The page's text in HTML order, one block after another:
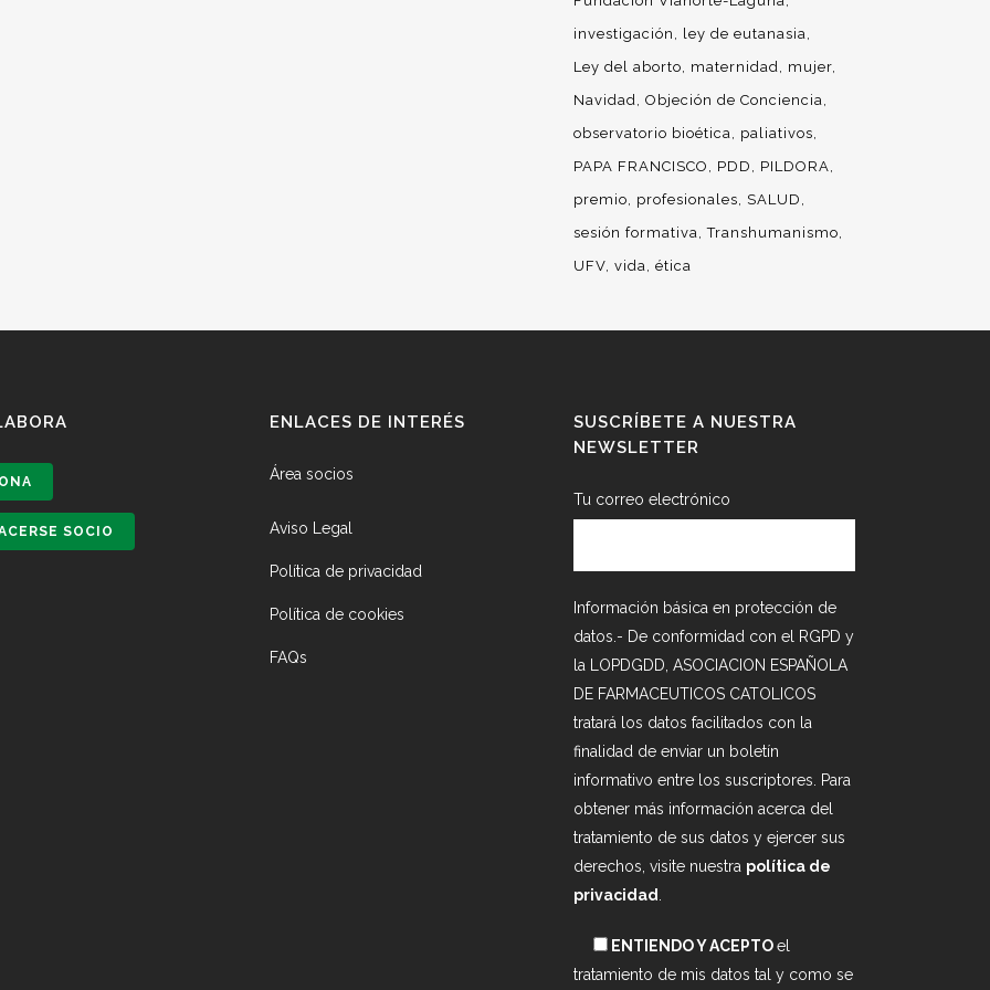
investigación
ley de eutanasia
Ley del aborto
maternidad
mujer
Navidad Objeción de Conciencia
observatorio bioética
paliativos
PAPA FRANCISCO
PDD
PILDORA
premio
profesionales
SALUD
sesión formativa Transhumanismo
UFV vida ética
SOCIO
ENLACES DE INTERÉS
Área socios
Aviso Legal
Política de privacidad
Política de cookies
FAQs
SUSCRÍBETE A NUESTRA
NEWSLETTER
Tu correo electrónico
Información básica en protección de
datos.- De conformidad con el RGPD y
la LOPDGDD, ASOCIACION ESPAÑOLA
DE FARMACEUTICOS CATOLICOS
tratará los datos facilitados con la
finalidad de enviar un boletín
informativo entre los suscriptores. Para
obtener más información acerca del
tratamiento de sus datos y ejercer sus
derechos, visite nuestra política de
privacidad
ENTIENDO Y ACEPTOel
tratamiento de mis datos tal y como se